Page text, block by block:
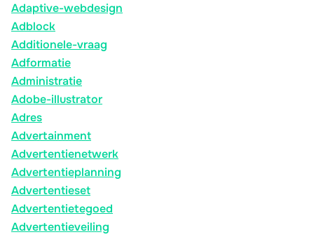
Adaptive-webdesign
Adblock
Additionele-vraag
Adformatie
Administratie
Adobe-illustrator
Adres
Advertainment
Advertentienetwerk
Advertentieplanning
Advertentieset
Advertentietegoed
Advertentieveiling